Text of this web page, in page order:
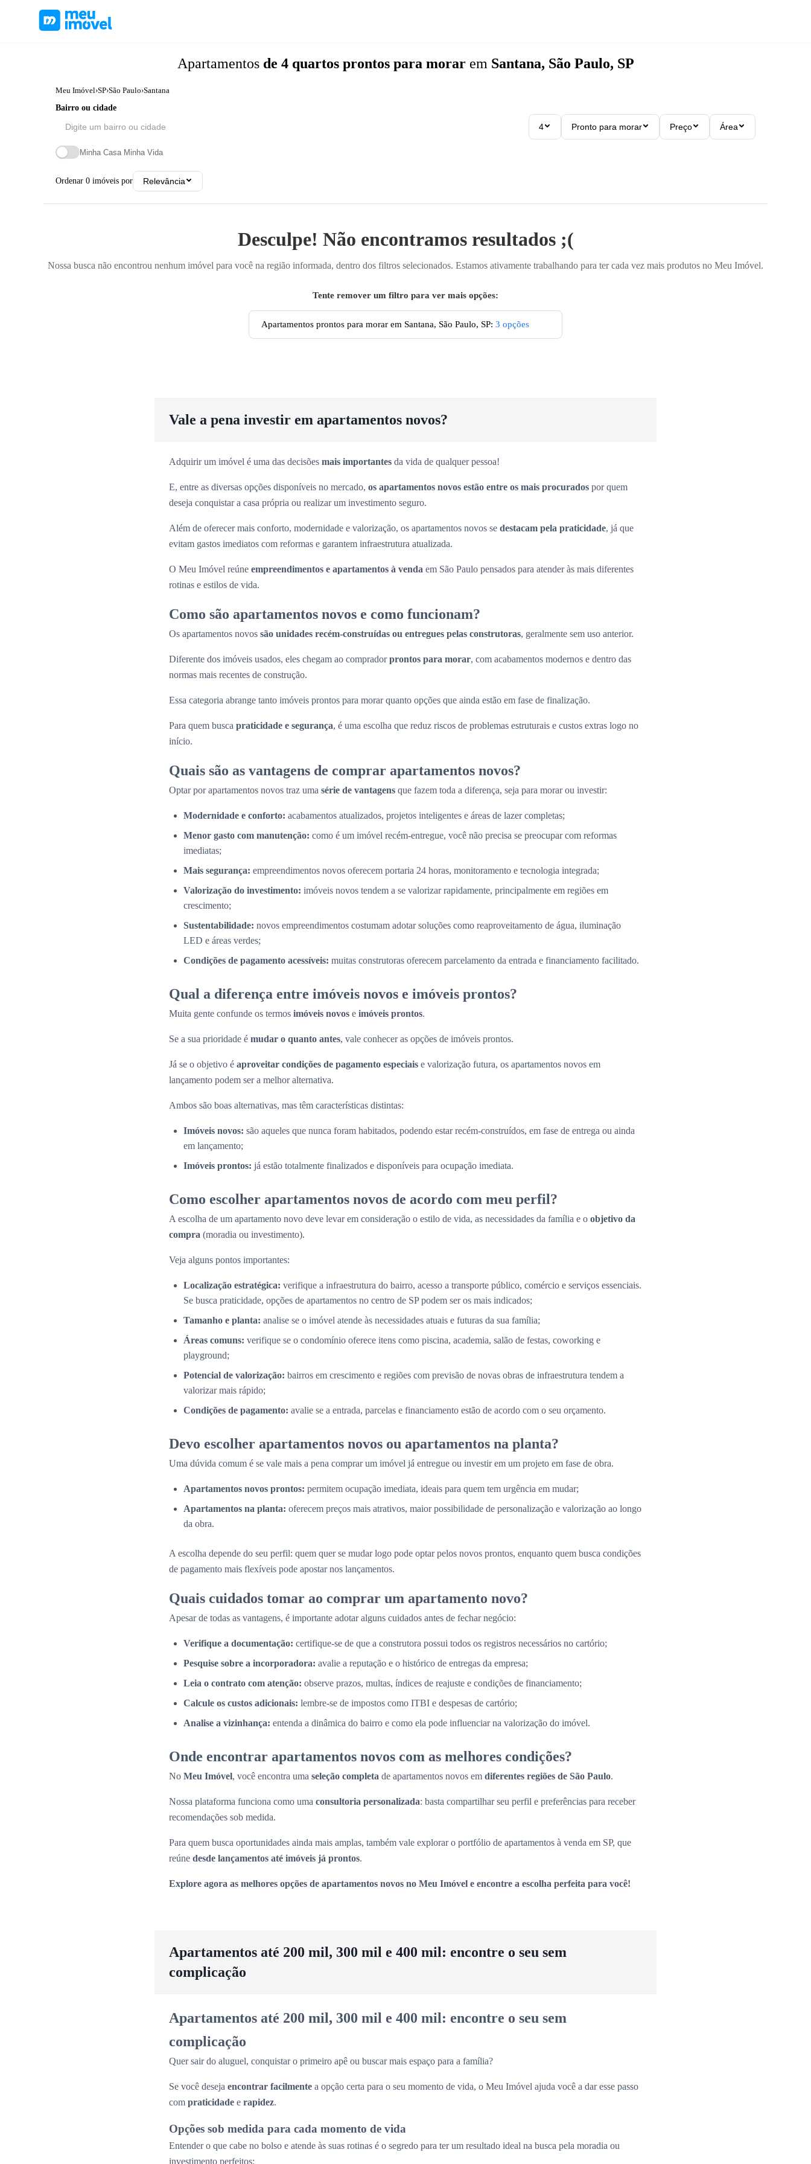
Apartamentos de 4 quartos prontos para morar em Santana, São Paulo, SP
Meu Imóvel›SP›São Paulo›Santana
Bairro ou cidade
4 Pronto para morar Preço Área
Minha Casa Minha Vida
Ordenar 0 imóveis por Relevância
Desculpe! Não encontramos resultados ;(
Nossa busca não encontrou nenhum imóvel para você na região informada, dentro dos filtros selecionados. Estamos ativamente trabalhando para ter cada vez mais produtos no Meu Imóvel.
Tente remover um filtro para ver mais opções:
Apartamentos prontos para morar em Santana, São Paulo, SP: 3 opções
Vale a pena investir em apartamentos novos?
Adquirir um imóvel é uma das decisões mais importantes da vida de qualquer pessoa!
E, entre as diversas opções disponíveis no mercado, os apartamentos novos estão entre os mais procurados por quem
deseja conquistar a casa própria ou realizar um investimento seguro.
Além de oferecer mais conforto, modernidade e valorização, os apartamentos novos se destacam pela praticidade, já que
evitam gastos imediatos com reformas e garantem infraestrutura atualizada.
O Meu Imóvel reúne empreendimentos e apartamentos à venda em São Paulo pensados para atender às mais diferentes
rotinas e estilos de vida.
Como são apartamentos novos e como funcionam?
Os apartamentos novos são unidades recém-construídas ou entregues pelas construtoras, geralmente sem uso anterior.
Diferente dos imóveis usados, eles chegam ao compradorprontos para morar, com acabamentos modernos e dentro das
normas mais recentes de construção.
Essa categoria abrange tanto imóveis prontos para morar quanto opções que ainda estão em fase de finalização.
Para quem busca praticidade e segurança, é uma escolha que reduz riscos de problemas estruturais e custos extras logo no
início.
Quais são as vantagens de comprar apartamentos novos?
Optar por apartamentos novos traz uma série de vantagens que fazem toda a diferença, seja para morar ou investir:
Modernidade e conforto: acabamentos atualizados, projetos inteligentes e áreas de lazer completas;
Menor gasto com manutenção: como é um imóvel recém-entregue, você não precisa se preocupar com reformas
imediatas;
Mais segurança: empreendimentos novos oferecem portaria 24 horas, monitoramento e tecnologia integrada;
Valorização do investimento: imóveis novos tendem a se valorizar rapidamente, principalmente em regiões em
crescimento;
Sustentabilidade: novos empreendimentos costumam adotar soluções como reaproveitamento de água, iluminação
LED e áreas verdes;
Condições de pagamento acessíveis: muitas construtoras oferecem parcelamento da entrada e financiamento facilitado.
Qual a diferença entre imóveis novos e imóveis prontos?
Muita gente confunde os termos imóveis novos e imóveis prontos.
Se a sua prioridade é mudar o quanto antes, vale conhecer as opções de imóveis prontos.
Já se o objetivo é aproveitar condições de pagamento especiais e valorização futura, os apartamentos novos em
lançamento podem ser a melhor alternativa.
Ambos são boas alternativas, mas têm características distintas:
Imóveis novos: são aqueles que nunca foram habitados, podendo estar recém-construídos, em fase de entrega ou ainda
em lançamento;
Imóveis prontos: já estão totalmente finalizados e disponíveis para ocupação imediata.
Como escolher apartamentos novos de acordo com meu perfil?
A escolha de um apartamento novo deve levar em consideração o estilo de vida, as necessidades da família e o objetivo da
compra (moradia ou investimento).
Veja alguns pontos importantes:
Localização estratégica: verifique a infraestrutura do bairro, acesso a transporte público, comércio e serviços essenciais.
Se busca praticidade, opções de apartamentos no centro de SP podem ser os mais indicados;
Tamanho e planta: analise se o imóvel atende às necessidades atuais e futuras da sua família;
Áreas comuns: verifique se o condomínio oferece itens como piscina, academia, salão de festas, coworking e
playground;
Potencial de valorização: bairros em crescimento e regiões com previsão de novas obras de infraestrutura tendem a
valorizar mais rápido;
Condições de pagamento: avalie se a entrada, parcelas e financiamento estão de acordo com o seu orçamento.
Devo escolher apartamentos novos ou apartamentos na planta?
Uma dúvida comum é se vale mais a pena comprar um imóvel já entregue ou investir em um projeto em fase de obra.
Apartamentos novos prontos: permitem ocupação imediata, ideais para quem tem urgência em mudar;
Apartamentos na planta: oferecem preços mais atrativos, maior possibilidade de personalização e valorização ao longo
da obra.
A escolha depende do seu perfil: quem quer se mudar logo pode optar pelos novos prontos, enquanto quem busca condições
de pagamento mais flexíveis pode apostar nos lançamentos.
Quais cuidados tomar ao comprar um apartamento novo?
Apesar de todas as vantagens, é importante adotar alguns cuidados antes de fechar negócio:
Verifique a documentação: certifique-se de que a construtora possui todos os registros necessários no cartório;
Pesquise sobre a incorporadora: avalie a reputação e o histórico de entregas da empresa;
Leia o contrato com atenção: observe prazos, multas, índices de reajuste e condições de financiamento;
Calcule os custos adicionais: lembre-se de impostos como ITBI e despesas de cartório;
Analise a vizinhança: entenda a dinâmica do bairro e como ela pode influenciar na valorização do imóvel.
Onde encontrar apartamentos novos com as melhores condições?
No Meu Imóvel, você encontra uma seleção completa de apartamentos novos em diferentes regiões de São Paulo.
Nossa plataforma funciona como uma consultoria personalizada: basta compartilhar seu perfil e preferências para receber
recomendações sob medida.
Para quem busca oportunidades ainda mais amplas, também vale explorar o portfólio de apartamentos à venda em SP, que
reúne desde lançamentos até imóveis já prontos.
Explore agora as melhores opções de apartamentos novos no Meu Imóvel e encontre a escolha perfeita para você!
Apartamentos até 200 mil, 300 mil e 400 mil: encontre o seu sem
complicação
Apartamentos até 200 mil, 300 mil e 400 mil: encontre o seu sem
complicação
Quer sair do aluguel, conquistar o primeiro apê ou buscar mais espaço para a família?
Se você deseja encontrar facilmente a opção certa para o seu momento de vida, o Meu Imóvel ajuda você a dar esse passo
com praticidade e rapidez.
Opções sob medida para cada momento de vida
Entender o que cabe no bolso e atende às suas rotinas é o segredo para ter um resultado ideal na busca pela moradia ou
investimento perfeitos: